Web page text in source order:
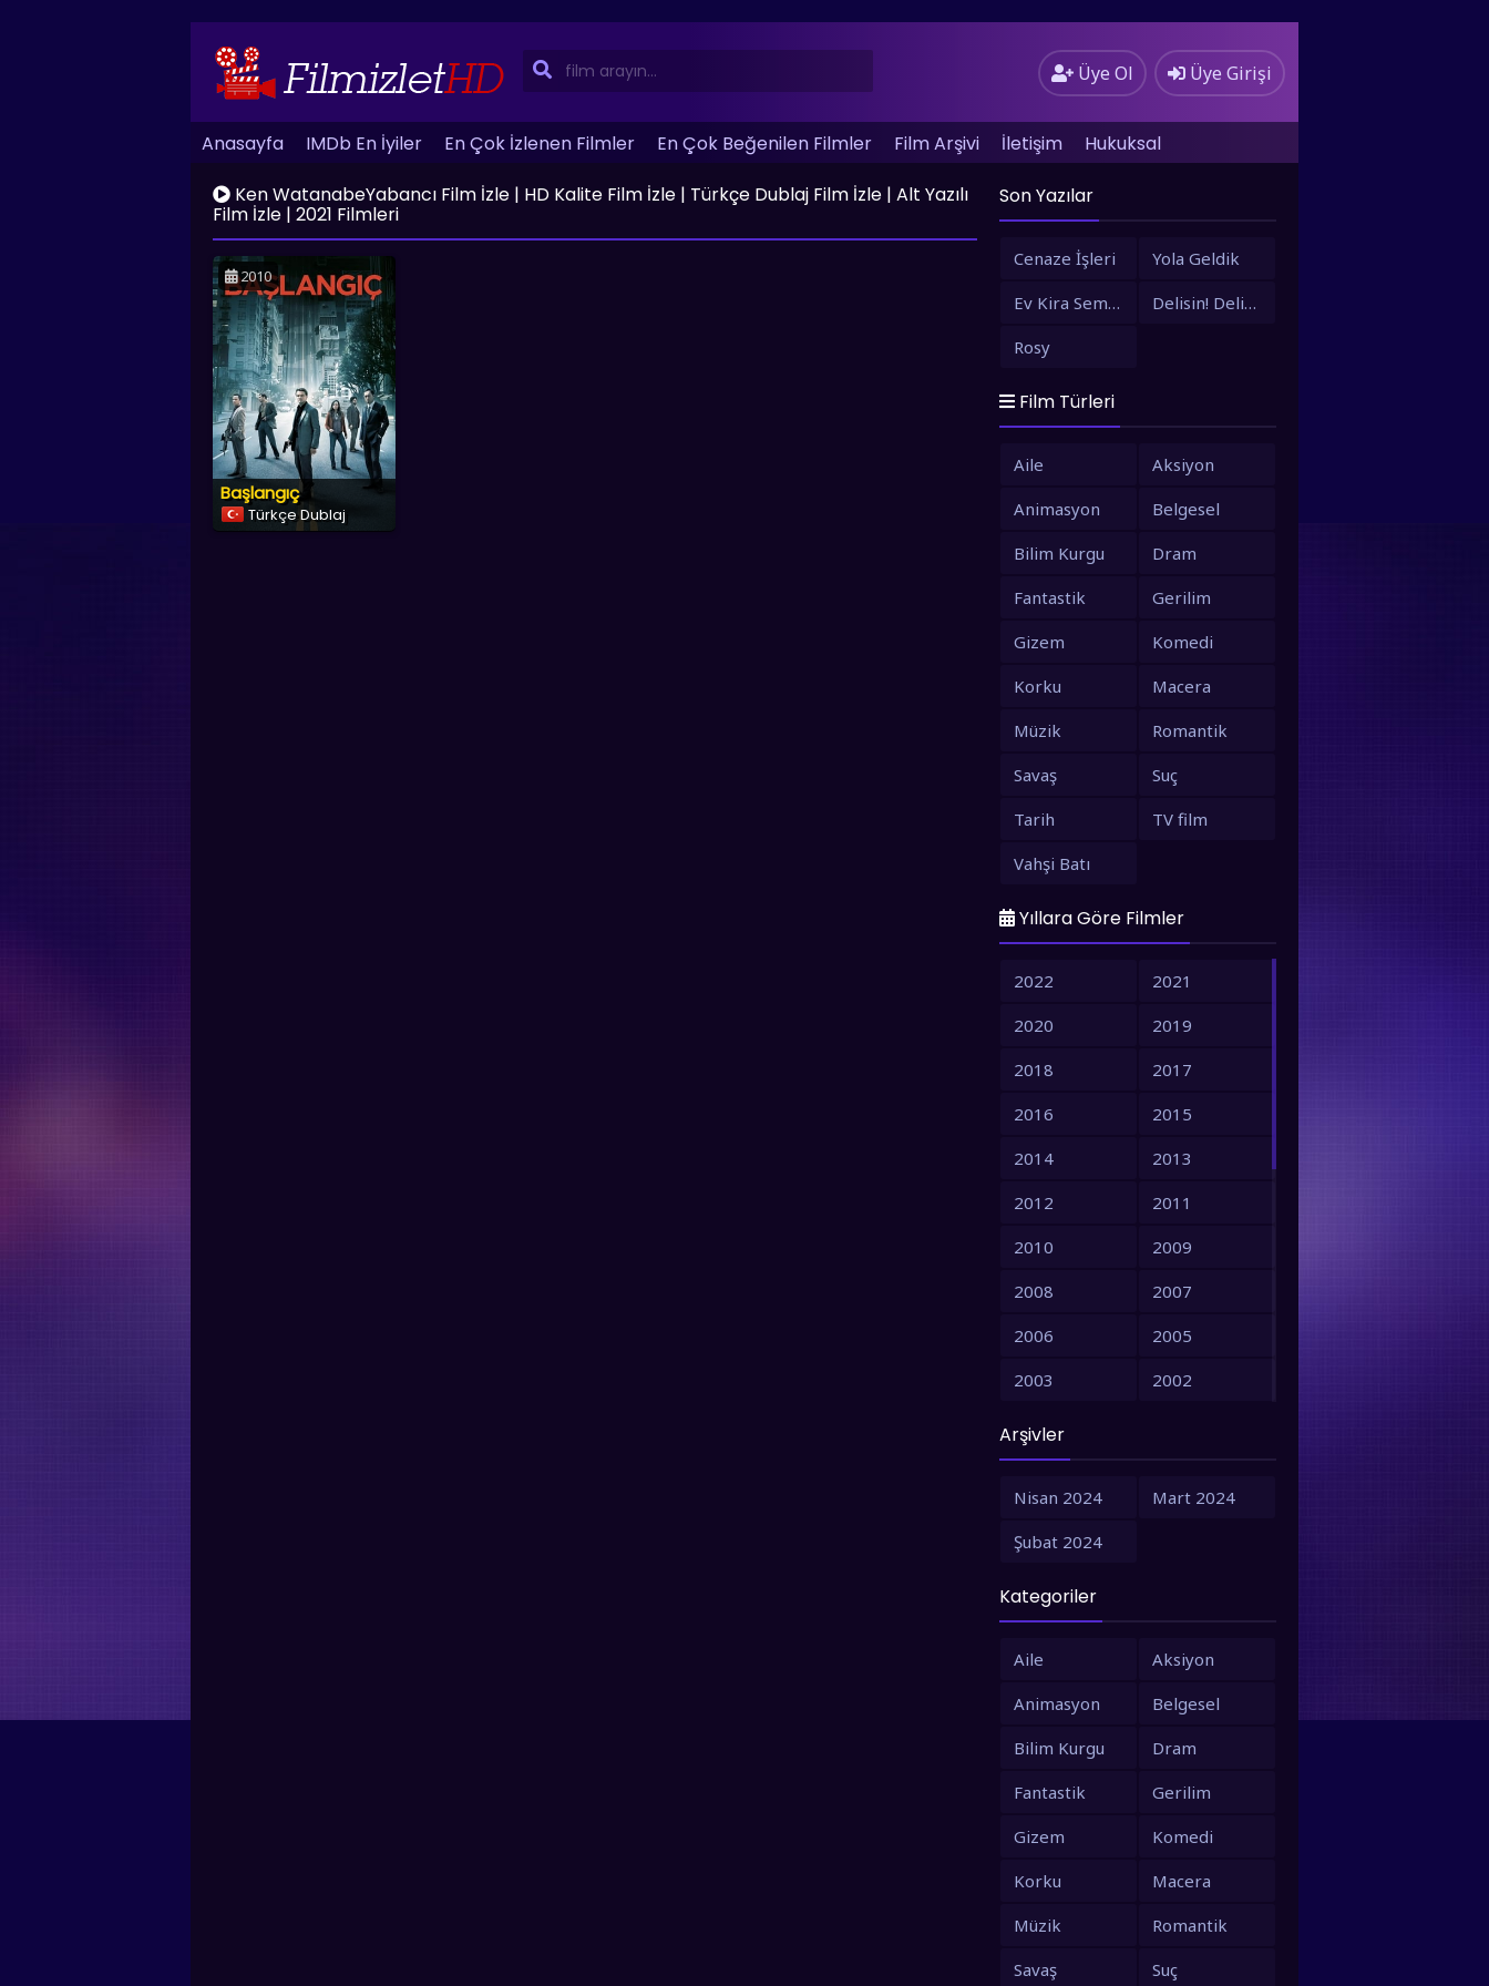
Üye Ol Üye Girişi
Anasayfa IMDb En İyiler En Çok İzlenen Filmler En Çok Beğenilen Filmler Film Arşivi İletişim
Hukuksal
Ken WatanabeYabancı Film İzle | HD Kalite Film İzle | Türkçe Dublaj Film İzle | Alt Yazılı
Film İzle | 2021 Filmleri
2010
Başlangıç
Türkçe Dublaj
Son Yazılar
Cenaze İşleri
Yola Geldik
Ev Kira Semt Bizim
Delisin! Delisin!
Rosy
Film Türleri
Aile
Aksiyon
Animasyon
Belgesel
Bilim Kurgu
Dram
Fantastik
Gerilim
Gizem
Komedi
Korku
Macera
Müzik
Romantik
Savaş
Suç
Tarih
TV film
Vahşi Batı
Yıllara Göre Filmler
2022
2021
2020
2019
2018
2017
2016
2015
2014
2013
2012
2011
2010
2009
2008
2007
2006
2005
2003
2002
2001
1993
1991
Arşivler
Nisan 2024
Mart 2024
Şubat 2024
Kategoriler
Aile
Aksiyon
Animasyon
Belgesel
Bilim Kurgu
Dram
Fantastik
Gerilim
Gizem
Komedi
Korku
Macera
Müzik
Romantik
Savaş
Suç